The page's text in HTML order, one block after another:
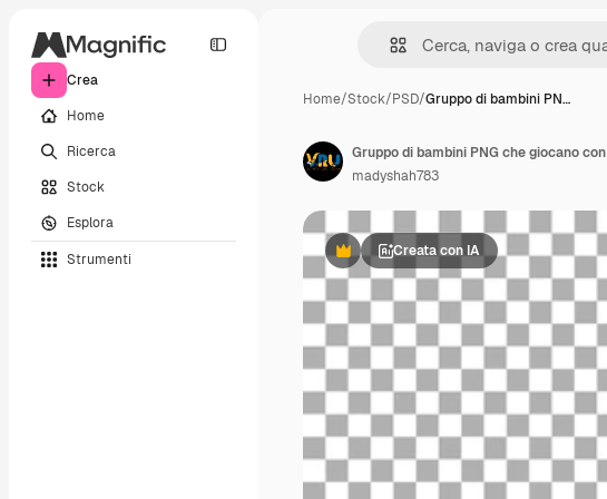
Crea
Home
Ricerca
Stock
Esplora
Strumenti
Home/Stock/PSD/Gruppo di bambini PN…
PremiumCreata con IA
madyshah783